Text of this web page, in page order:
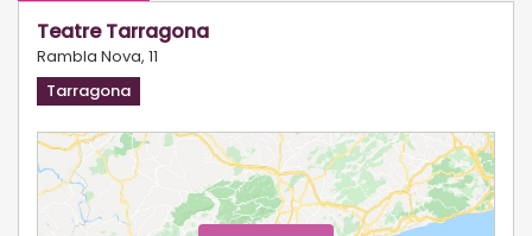
Teatre Tarragona
Rambla Nova, 11
Tarragona